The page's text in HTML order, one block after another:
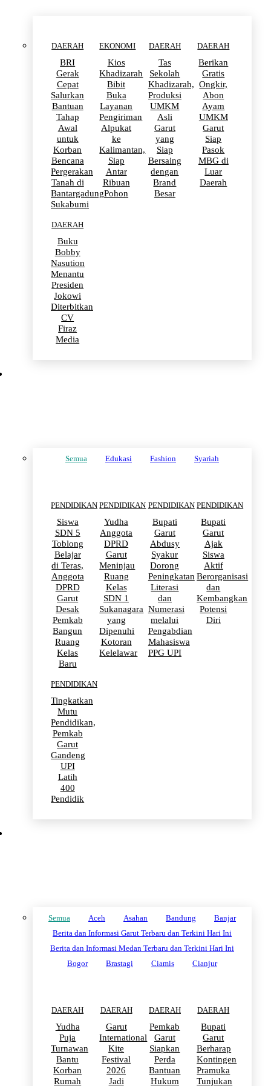
DAERAH
BRI
Gerak
Cepat
Salurkan
Bantuan
Tahap
Awal
untuk
Korban
Bencana
Pergerakan
Tanah di
Bantargadung
Sukabumi
EKONOMI
Kios
Khadizarah
Bibit
Buka
Layanan
Pengiriman
Alpukat
ke
Kalimantan,
Siap
Antar
Ribuan
Pohon
DAERAH
Tas
Sekolah
Khadizarah,
Produksi
UMKM
Asli
Garut
yang
Siap
Bersaing
dengan
Brand
Besar
DAERAH
Berikan
Gratis
Ongkir,
Abon
Ayam
UMKM
Garut
Siap
Pasok
MBG di
Luar
Daerah
DAERAH
Buku
Bobby
Nasution
Menantu
Presiden
Jokowi
Diterbitkan
CV
Firaz
Media
Semua Edukasi Fashion Syariah
PENDIDIKAN
Siswa
SDN 5
Toblong
Belajar
di Teras,
Anggota
DPRD
Garut
Desak
Pemkab
Bangun
Ruang
Kelas
Baru
PENDIDIKAN
Yudha
Anggota
DPRD
Garut
Meninjau
Ruang
Kelas
SDN 1
Sukanagara
yang
Dipenuhi
Kotoran
Kelelawar
PENDIDIKAN
Bupati
Garut
Abdusy
Syakur
Dorong
Peningkatan
Literasi
dan
Numerasi
melalui
Pengabdian
Mahasiswa
PPG UPI
PENDIDIKAN
Bupati
Garut
Ajak
Siswa
Aktif
Berorganisasi
dan
Kembangkan
Potensi
Diri
PENDIDIKAN
Tingkatkan
Mutu
Pendidikan,
Pemkab
Garut
Gandeng
UPI
Latih
400
Pendidik
Semua Aceh Asahan Bandung
Banjar
Berita dan Informasi Garut Terbaru dan Terkini Hari Ini
Berita dan Informasi Medan Terbaru dan Terkini Hari Ini
Bogor
Brastagi Ciamis Cianjur
DAERAH
Yudha
Puja
Turnawan
Bantu
Korban
Rumah
DAERAH
Garut
International
Kite
Festival
2026
Jadi
DAERAH
Pemkab
Garut
Siapkan
Perda
Bantuan
Hukum
DAERAH
Bupati
Garut
Berharap
Kontingen
Pramuka
Tunjukan